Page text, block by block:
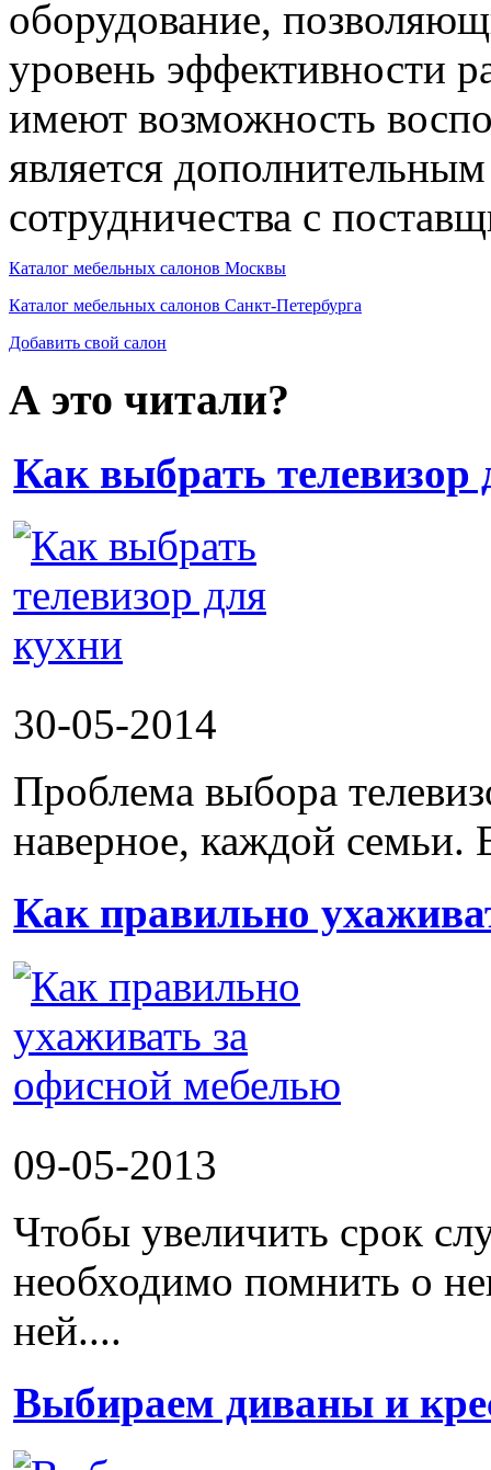
оборудование,
уровень эффективности
имеют возможность
является
сотрудничества с
Каталог мебельных салонов Москвы
Каталог мебельных салонов Санкт-Петербурга
Добавить свой салон
А это читали?
Как выбрать телевизор
30-05-2014
Проблема выбора
наверное, каждой семьи.
Как правильно
09-05-2013
Чтобы увеличить срок
необходимо помнить о
ней....
Выбираем диваны и